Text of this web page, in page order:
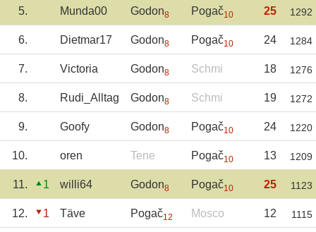
5. Munda00 Godon8 Pogač10 25 1292
6. Dietmar17 Godon8 Pogač10 24 1284
7. Victoria Godon8 Schmi 18 1276
8. Rudi_Alltag Godon8 Schmi 19 1272
9. Goofy Godon8 Pogač10 24 1220
10. oren Tene Pogač10 13 1209
11. 1 willi64 Godon8 Pogač10 25 1123
12. 1 Täve Pogač12 Mosco 12 1115